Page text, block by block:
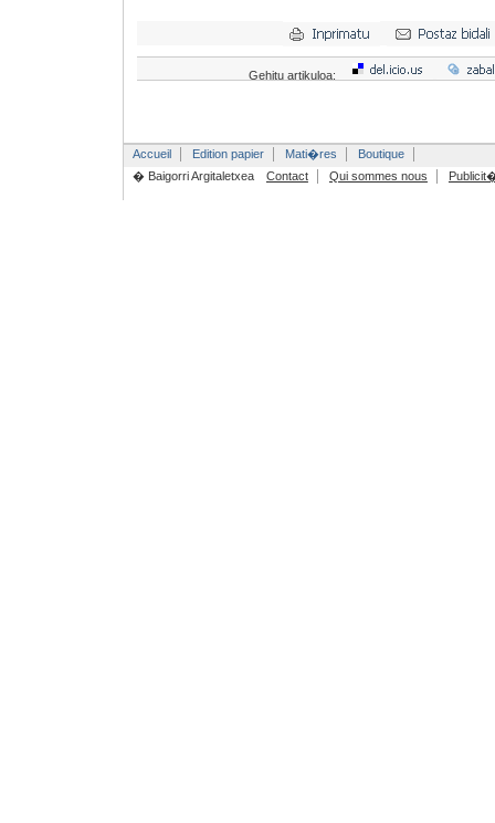
Gehitu artikuloa:
Accueil Edition papier Mati�res
Boutique
� Baigorri Argitaletxea
Contact Qui sommes nous